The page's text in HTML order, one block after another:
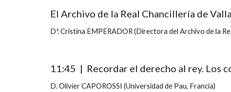
El Archivo de la Real Chancillería de
Dª. Cristina EMPERADOR (Directora del Archivo de la
11:45  |  Recordar el derecho al rey. Los
D. Olivier CAPOROSSI (Universidad de Pau, Francia)